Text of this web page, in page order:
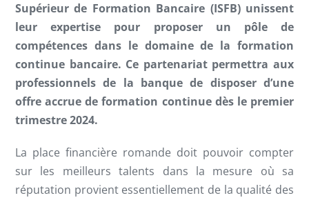
Supérieur de Formation Bancaire (ISFB) unissent
leur expertise pour proposer un pôle de
compétences dans le domaine de la formation
continue bancaire. Ce partenariat permettra aux
professionnels de la banque de disposer d’une
offre accrue de formation continue dès le premier
trimestre 2024.
La place financière romande doit pouvoir compter
sur les meilleurs talents dans la mesure où sa
réputation provient essentiellement de la qualité des